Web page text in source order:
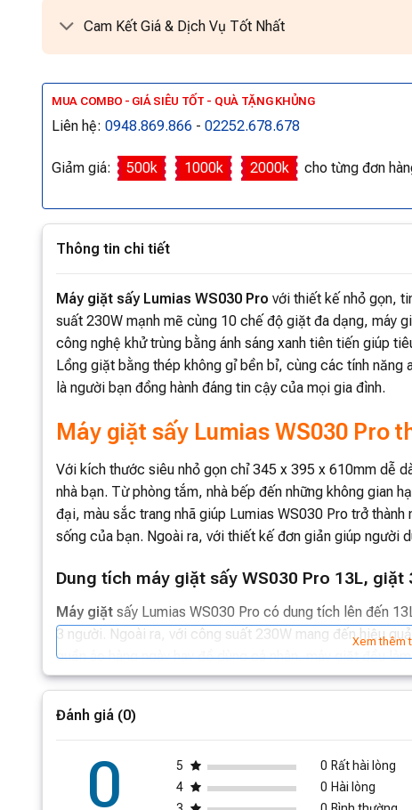
Cam Kết Giá & Dịch Vụ Tốt Nhất
MUA COMBO - GIÁ SIÊU TỐT - QUÀ TẶNG KHỦNG
Liên hệ: 0948.869.866 - 02252.678.678
Giảm giá: 500k 1000k 2000k cho từng đơn
Thông tin chi tiết
Máy giặt sấy Lumias WS030 Pro với thiết kế nhỏ gọn,
suất 230W mạnh mẽ cùng 10 chế độ giặt đa dạng, máy
công nghệ khử trùng bằng ánh sáng xanh tiên tiến giúp
Lồng giặt bằng thép không gỉ bền bỉ, cùng các tính năng
là người bạn đồng hành đáng tin cậy của mọi gia đình.
Máy giặt sấy Lumias WS030 Pro
Với kích thước siêu nhỏ gọn chỉ 345 x 395 x 610mm dễ
nhà bạn. Từ phòng tắm, nhà bếp đến những không gian
đại, màu sắc trang nhã giúp Lumias WS030 Pro trở
sống của bạn. Ngoài ra, với thiết kế đơn giản giúp người
Dung tích máy giặt sấy WS030 Pro 13L,
Máy giặt sấy Lumias WS030 Pro có dung tích lên đến
3 người. Ngoài ra, với công suất 230W mang đến hiệu
quần áo hàng ngày hay đồ dùng cá nhân, máy giặt đều
được thời gian và công sức, có thêm thời gian để tận
Trang bị khả năng khử trùng bằng ánh sáng
Khác biệt với các dòng máy giặt thông thường, Lumias
sáng xanh tiên tiến. Với công nghệ hiện đại, giúp tiêu
đến cho bạn và gia đình một môi trường sống sạch sẽ,
Xem thêm
Đánh giá (0)
0 5 0 Rất hài lòng
4
0 Hài lòng